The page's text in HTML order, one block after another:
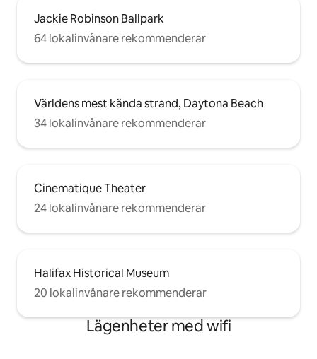
Jackie Robinson Ballpark
64 lokalinvånare rekommenderar
Världens mest kända strand, Daytona Beach
34 lokalinvånare rekommenderar
Cinematique Theater
24 lokalinvånare rekommenderar
Halifax Historical Museum
20 lokalinvånare rekommenderar
Lägenheter med wifi